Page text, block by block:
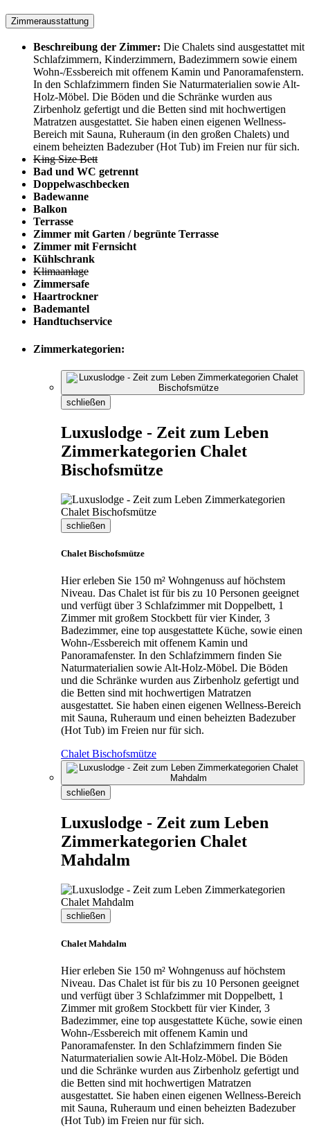
Zimmerausstattung
Beschreibung der Zimmer: Die Chalets sind ausgestattet mit
Schlafzimmern, Kinderzimmern, Badezimmern sowie einem
Wohn-/Essbereich mit offenem Kamin und Panoramafenstern.
In den Schlafzimmern finden Sie Naturmaterialien sowie Alt-
Holz-Möbel. Die Böden und die Schränke wurden aus
Zirbenholz gefertigt und die Betten sind mit hochwertigen
Matratzen ausgestattet. Sie haben einen eigenen Wellness-
Bereich mit Sauna, Ruheraum (in den großen Chalets) und
einem beheizten Badezuber (Hot Tub) im Freien nur für sich.
King Size Bett
Bad und WC getrennt
Doppelwaschbecken
Badewanne
Balkon
Terrasse
Zimmer mit Garten / begrünte Terrasse
Zimmer mit Fernsicht
Kühlschrank
Klimaanlage
Zimmersafe
Haartrockner
Bademantel
Handtuchservice
Zimmerkategorien:
schließen
Luxuslodge - Zeit zum Leben
Zimmerkategorien Chalet
Bischofsmütze
schließen
Chalet Bischofsmütze
Hier erleben Sie 150 m² Wohngenuss auf höchstem
Niveau. Das Chalet ist für bis zu 10 Personen geeignet
und verfügt über 3 Schlafzimmer mit Doppelbett, 1
Zimmer mit großem Stockbett für vier Kinder, 3
Badezimmer, eine top ausgestattete Küche, sowie einen
Wohn-/Essbereich mit offenem Kamin und
Panoramafenster. In den Schlafzimmern finden Sie
Naturmaterialien sowie Alt-Holz-Möbel. Die Böden
und die Schränke wurden aus Zirbenholz gefertigt und
die Betten sind mit hochwertigen Matratzen
ausgestattet. Sie haben einen eigenen Wellness-Bereich
mit Sauna, Ruheraum und einen beheizten Badezuber
(Hot Tub) im Freien nur für sich.
Chalet Bischofsmütze
schließen
Luxuslodge - Zeit zum Leben
Zimmerkategorien Chalet
Mahdalm
schließen
Chalet Mahdalm
Hier erleben Sie 150 m² Wohngenuss auf höchstem
Niveau. Das Chalet ist für bis zu 10 Personen geeignet
und verfügt über 3 Schlafzimmer mit Doppelbett, 1
Zimmer mit großem Stockbett für vier Kinder, 3
Badezimmer, eine top ausgestattete Küche, sowie einen
Wohn-/Essbereich mit offenem Kamin und
Panoramafenster. In den Schlafzimmern finden Sie
Naturmaterialien sowie Alt-Holz-Möbel. Die Böden
und die Schränke wurden aus Zirbenholz gefertigt und
die Betten sind mit hochwertigen Matratzen
ausgestattet. Sie haben einen eigenen Wellness-Bereich
mit Sauna, Ruheraum und einen beheizten Badezuber
(Hot Tub) im Freien nur für sich.